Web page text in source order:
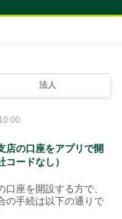
法人
店の口座をアプリで開
ードなし）
座を開設する方で、
の手続は以下の通りで